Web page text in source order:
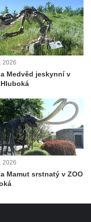
2026
Medvěd jeskynní v
2026
Mamut srstnatý v ZOO